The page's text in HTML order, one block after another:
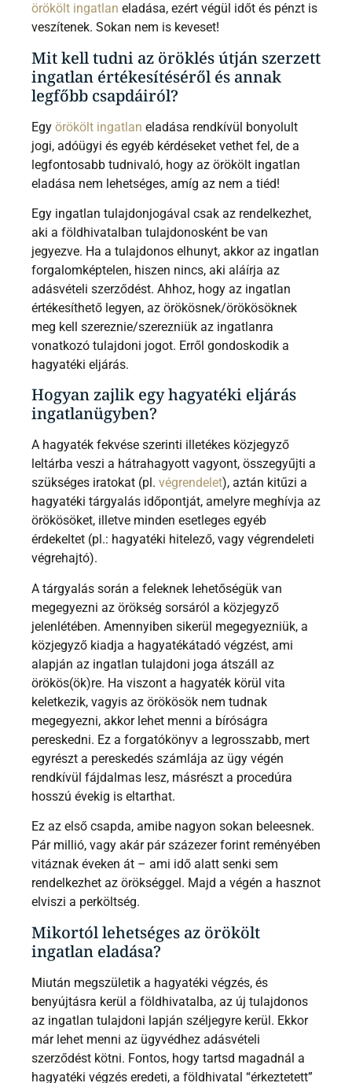
örökölt ingatlan eladása, ezért végül időt és pénzt is
veszítenek. Sokan nem is keveset!
Mit kell tudni az öröklés útján szerzett
ingatlan értékesítéséről és annak
legfőbb csapdáiról?
Egy örökölt ingatlan eladása rendkívül bonyolult
jogi, adóügyi és egyéb kérdéseket vethet fel, de a
legfontosabb tudnivaló, hogy az örökölt ingatlan
eladása nem lehetséges, amíg az nem a tiéd!
Egy ingatlan tulajdonjogával csak az rendelkezhet,
aki a földhivatalban tulajdonosként be van
jegyezve. Ha a tulajdonos elhunyt, akkor az ingatlan
forgalomképtelen, hiszen nincs, aki aláírja az
adásvételi szerződést. Ahhoz, hogy az ingatlan
értékesíthető legyen, az örökösnek/örökösöknek
meg kell szereznie/szerezniük az ingatlanra
vonatkozó tulajdoni jogot. Erről gondoskodik a
hagyatéki eljárás.
Hogyan zajlik egy hagyatéki eljárás
ingatlanügyben?
A hagyaték fekvése szerinti illetékes közjegyző
leltárba veszi a hátrahagyott vagyont, összegyűjti a
szükséges iratokat (pl. végrendelet), aztán kitűzi a
hagyatéki tárgyalás időpontját, amelyre meghívja az
örökösöket, illetve minden esetleges egyéb
érdekeltet (pl.: hagyatéki hitelező, vagy végrendeleti
végrehajtó).
A tárgyalás során a feleknek lehetőségük van
megegyezni az örökség sorsáról a közjegyző
jelenlétében. Amennyiben sikerül megegyezniük, a
közjegyző kiadja a hagyatékátadó végzést, ami
alapján az ingatlan tulajdoni joga átszáll az
örökös(ök)re. Ha viszont a hagyaték körül vita
keletkezik, vagyis az örökösök nem tudnak
megegyezni, akkor lehet menni a bíróságra
pereskedni. Ez a forgatókönyv a legrosszabb, mert
egyrészt a pereskedés számlája az ügy végén
rendkívül fájdalmas lesz, másrészt a procedúra
hosszú évekig is eltarthat.
Ez az első csapda, amibe nagyon sokan beleesnek.
Pár millió, vagy akár pár százezer forint reményében
vitáznak éveken át – ami idő alatt senki sem
rendelkezhet az örökséggel. Majd a végén a hasznot
elviszi a perköltség.
Mikortól lehetséges az örökölt
ingatlan eladása?
Miután megszületik a hagyatéki végzés, és
benyújtásra kerül a földhivatalba, az új tulajdonos
az ingatlan tulajdoni lapján széljegyre kerül. Ekkor
már lehet menni az ügyvédhez adásvételi
szerződést kötni. Fontos, hogy tartsd magadnál a
hagyatéki végzés eredeti, a földhivatal “érkeztetett”